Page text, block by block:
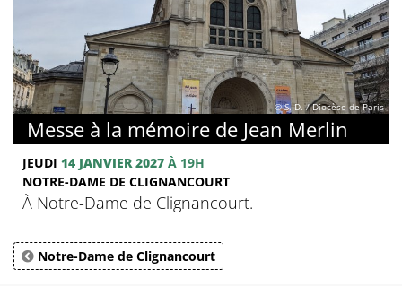
© S. D. / Diocèse de Paris
Messe à la mémoire de Jean Merlin
JEUDI 14 JANVIER 2027 À 19H
NOTRE-DAME DE CLIGNANCOURT
À Notre-Dame de Clignancourt.
Notre-Dame de Clignancourt